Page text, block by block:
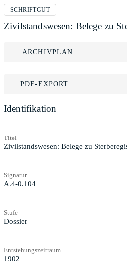
SCHRIFTGUT
Zivilstandswesen: Belege zu
ARCHIVPLAN
PDF-EXPORT
Identifikation
Titel
Zivilstandswesen: Belege zu
Signatur
A.4-0.104
Stufe
Dossier
Entstehungszeitraum
1902